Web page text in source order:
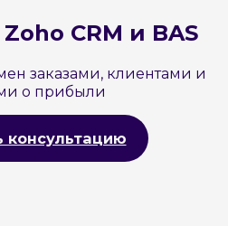
CRM и BAS
заказами, клиентами и
о прибыли
консультацию